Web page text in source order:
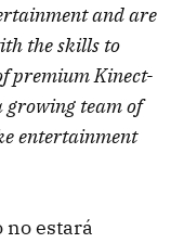
and are
the skills to
premium Kinect-
growing team of
entertainment
no estará